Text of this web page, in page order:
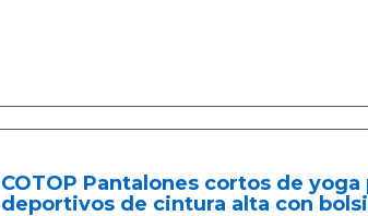
COTOP Pantalones cortos de
deportivos de cintura alta con